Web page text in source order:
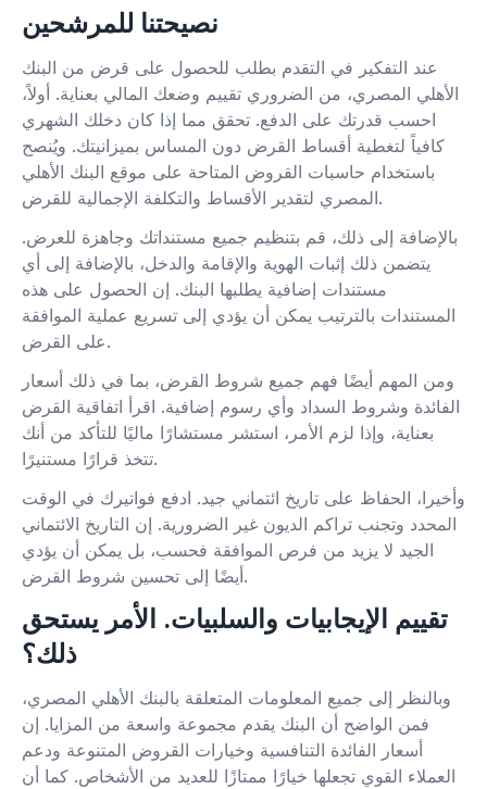
نصيحتنا للمرشحين
عند التفكير في التقدم بطلب للحصول على قرض من البنك
الأهلي المصري، من الضروري تقييم وضعك المالي بعناية. أولاً،
احسب قدرتك على الدفع. تحقق مما إذا كان دخلك الشهري
كافياً لتغطية أقساط القرض دون المساس بميزانيتك. ويُنصح
باستخدام حاسبات القروض المتاحة على موقع البنك الأهلي
المصري لتقدير الأقساط والتكلفة الإجمالية للقرض.
بالإضافة إلى ذلك، قم بتنظيم جميع مستنداتك وجاهزة للعرض.
يتضمن ذلك إثبات الهوية والإقامة والدخل، بالإضافة إلى أي
مستندات إضافية يطلبها البنك. إن الحصول على هذه
المستندات بالترتيب يمكن أن يؤدي إلى تسريع عملية الموافقة
على القرض.
ومن المهم أيضًا فهم جميع شروط القرض، بما في ذلك أسعار
الفائدة وشروط السداد وأي رسوم إضافية. اقرأ اتفاقية القرض
بعناية، وإذا لزم الأمر، استشر مستشارًا ماليًا للتأكد من أنك
تتخذ قرارًا مستنيرًا.
وأخيرا، الحفاظ على تاريخ ائتماني جيد. ادفع فواتيرك في الوقت
المحدد وتجنب تراكم الديون غير الضرورية. إن التاريخ الائتماني
الجيد لا يزيد من فرص الموافقة فحسب، بل يمكن أن يؤدي
أيضًا إلى تحسين شروط القرض.
تقييم الإيجابيات والسلبيات. الأمر يستحق
ذلك؟
وبالنظر إلى جميع المعلومات المتعلقة بالبنك الأهلي المصري،
فمن الواضح أن البنك يقدم مجموعة واسعة من المزايا. إن
أسعار الفائدة التنافسية وخيارات القروض المتنوعة ودعم
العملاء القوي تجعلها خيارًا ممتازًا للعديد من الأشخاص. كما أن